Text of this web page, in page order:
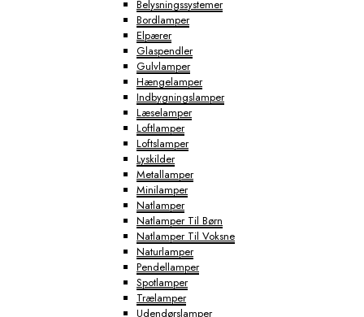
Belysningssystemer
Bordlamper
Elpærer
Glaspendler
Gulvlamper
Hængelamper
Indbygningslamper
Læselamper
Loftlamper
Loftslamper
Lyskilder
Metallamper
Minilamper
Natlamper
Natlamper Til Børn
Natlamper Til Voksne
Naturlamper
Pendellamper
Spotlamper
Trælamper
Udendørslamper